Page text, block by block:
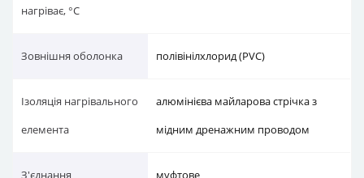
нагріває, °C
Зовнішня оболонка полівінілхлорид (PVC)
Ізоляція нагрівального
елемента
алюмінієва майларова стрічка з
мідним дренажним проводом
З'єднання муфтове